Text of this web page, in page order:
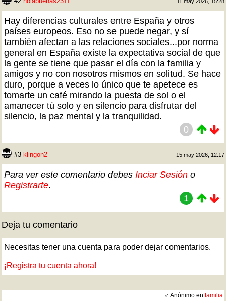
Hay diferencias culturales entre España y otros
países europeos. Eso no se puede negar, y sí
también afectan a las relaciones sociales...por norma
general en España existe la expectativa social de que
la gente se tiene que pasar el día con la familia y
amigos y no con nosotros mismos en solitud. Se hace
duro, porque a veces lo único que te apetece es
tomarte un café mirando la puesta de sol o el
amanecer tú solo y en silencio para disfrutar del
silencio, la paz mental y la tranquilidad.
0
#3 klingon2 15 may 2026, 12:17
Para ver este comentario debes Inciar Sesión o
Registrarte.
1
Deja tu comentario
Necesitas tener una cuenta para poder dejar comentarios.
¡Registra tu cuenta ahora!
♂ Anónimo en familia